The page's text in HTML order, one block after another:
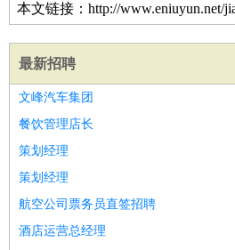
本文链接：http://www.eniuyun.net/
最新招聘
文峰汽车集团
餐饮管理店长
策划经理
策划经理
航空公司票务员直签招聘
酒店运营总经理